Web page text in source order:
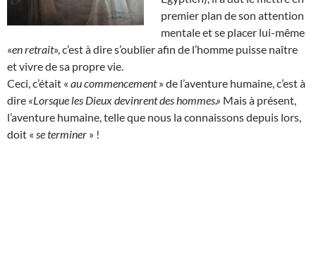
premier plan de son attention
mentale et se placer lui-même
«en retrait», c’est à dire s’oublier afin de l’homme puisse naître
et vivre de sa propre vie.
Ceci, c’était « au commencement» de l’aventure humaine, c’est à
dire «Lorsque les Dieux devinrent des hommes.» Mais à présent,
l’aventure humaine, telle que nous la connaissons depuis lors,
doit « se terminer » !